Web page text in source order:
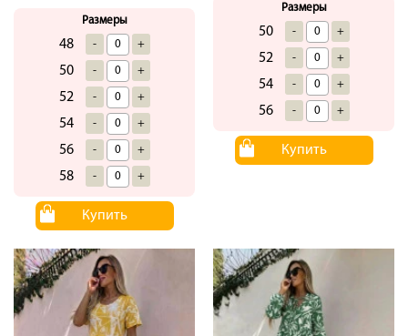
Размеры
48 - +
50 - +
52 - +
54 - +
56 - +
58 - +
Купить
Размеры
50 - +
52 - +
54 - +
56 - +
Купить